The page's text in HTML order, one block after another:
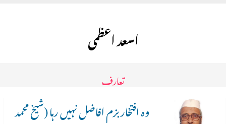
اسعد اعظمی
تعارف
وہ افتخار بزم افاضل نہیں رہا (شیخ محمد